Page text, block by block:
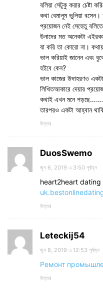
বলিয়া সেটুকু করার চেষ্টা
কথা বেমালুম ভুলিয়া বসেন।
প্রয়োজন নেই সেহেতু
উনাদের মত অনেকটা
যা করি তা কোরো না।
ভাল করিয়াই জানেন এবং
হইবে কেন?
ভাল কাজের উদাহরণও
লিখিতআকারে দেয়ার
কথাই এখন মনে
তারপরও একটা আহ্বান
উত্তর
DuosSwemo
জুন 6, 2019 এ 3:50 পূর্বাহ্ন
heart2heart dating
উত্তর
Leteckij54
জুন 8, 2019 এ 12:53 পূর্বাহ্ন
Ремонт
উত্তর